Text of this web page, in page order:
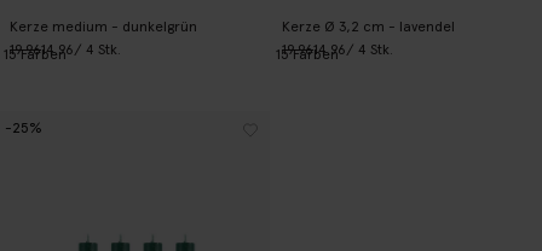
Kerze medium - dunkelgrün
19.9614.96 / 4 Stk.
15Farben
Kerze Ø 3,2 cm - lavendel
19.9614.96 / 4 Stk.
15Farben
-25%